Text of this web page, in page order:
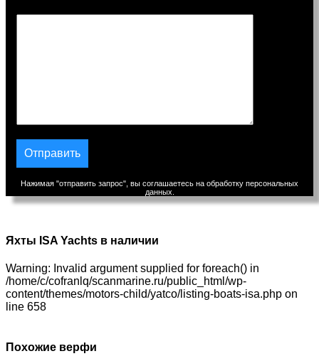
Нажимая "отправить запрос", вы соглашаетесь на обработку персональных
данных.
Яхты ISA Yachts в наличии
Warning: Invalid argument supplied for foreach() in
/home/c/cofranlq/scanmarine.ru/public_html/wp-
content/themes/motors-child/yatco/listing-boats-isa.php on
line 658
Похожие верфи